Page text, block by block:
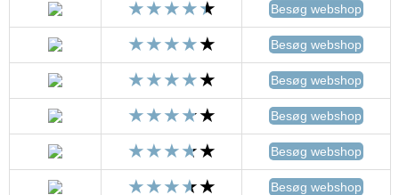
Besøg webshop
Besøg webshop
Besøg webshop
Besøg webshop
Besøg webshop
Besøg webshop